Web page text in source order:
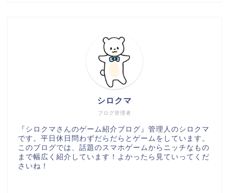
ブログ管理者
シロクマ
『シロクマさんのゲーム紹介ブログ』管理人のシロクマ
です。平日休日問わずだらだらとゲームをしています。
このブログでは、話題のスマホゲームからニッチなもの
まで幅広く紹介しています！よかったら見ていってくだ
さいね！